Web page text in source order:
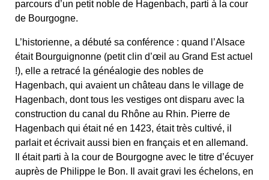
parcours d’un petit noble de Hagenbach, parti à la cour
de Bourgogne.
L’historienne, a débuté sa conférence : quand l’Alsace
était Bourguignonne (petit clin d’œil au Grand Est actuel
!), elle a retracé la généalogie des nobles de
Hagenbach, qui avaient un château dans le village de
Hagenbach, dont tous les vestiges ont disparu avec la
construction du canal du Rhône au Rhin. Pierre de
Hagenbach qui était né en 1423, était très cultivé, il
parlait et écrivait aussi bien en français et en allemand.
Il était parti à la cour de Bourgogne avec le titre d’écuyer
auprès de Philippe le Bon. Il avait gravi les échelons, en